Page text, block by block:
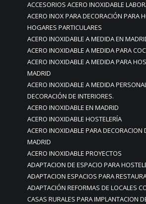
ACCESORIOS ACERO INOXIDABLE
ACERO INOX PARA DECORACIÓN PARA
HOGARES PARTICULARES
ACERO INOXIDABLE A MEDIDA EN
ACERO INOXIDABLE A MEDIDA PARA
ACERO INOXIDABLE A MEDIDA PARA
MADRID
ACERO INOXIDABLE A MEDIDA
DECORACIÓN DE INTERIORES.
ACERO INOXIDABLE EN MADRID
ACERO INOXIDABLE HOSTELERÍA
ACERO INOXIDABLE PARA DECORACION
MADRID
ACERO INOXIDABLE PROYECTOS
ADAPTACION DE ESPACIO PARA
ADAPTACION ESPACIOS PARA
ADAPTACIÓN REFORMAS DE LOCALES
CASAS RURALES PARA IMPLANTACION